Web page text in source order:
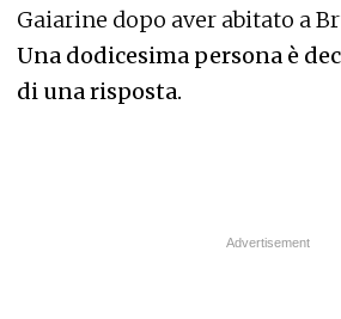
Gaiarine dopo aver abitato a
Una dodicesima persona è
di una risposta.